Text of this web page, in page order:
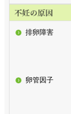
排卵障害
卵管因子